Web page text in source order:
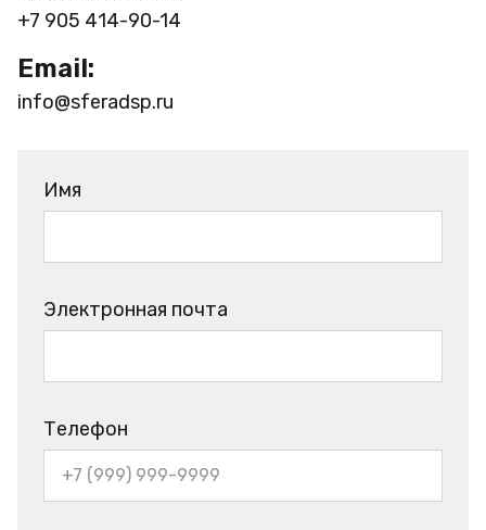
+7 905 414-90-14
Email:
info@sferadsp.ru
Имя
Электронная почта
Телефон